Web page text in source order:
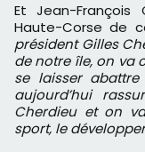
Et Jean-
Haute-Corse de
président Gilles
de notre île, on va
se laisser
aujourd’hui
Cherdieu et on
sport, le